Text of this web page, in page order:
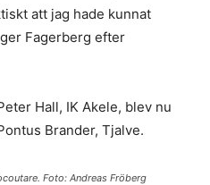
att jag hade kunnat
Fagerberg efter
Hall, IK Akele, blev nu
Brander, Tjalve.
Foto: Andreas Fröberg